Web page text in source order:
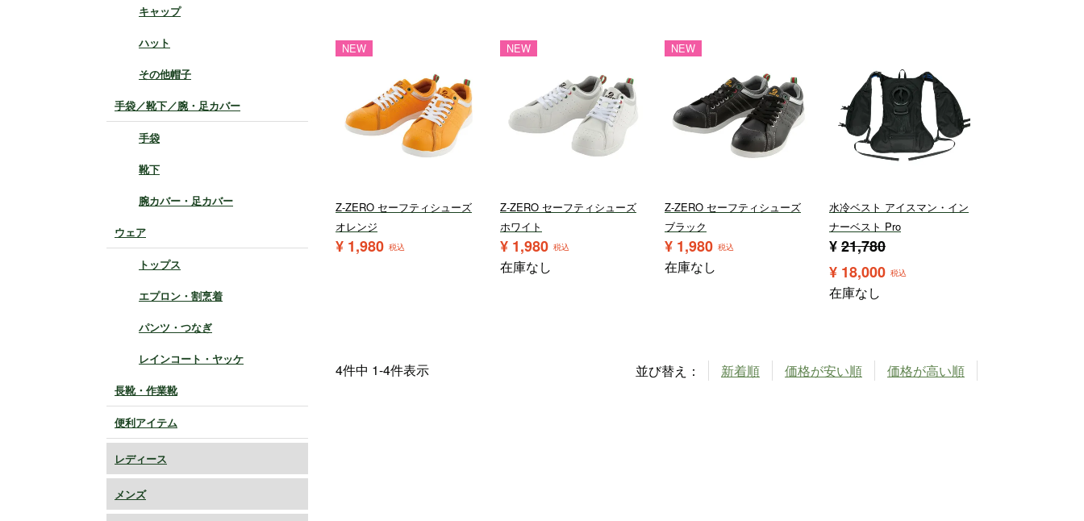
キャップ
ハット
その他帽子
手袋／靴下／腕・足カバー
手袋
靴下
腕カバー・足カバー
ウェア
トップス
エプロン・割烹着
パンツ・つなぎ
レインコート・ヤッケ
長靴・作業靴
便利アイテム
レディース
メンズ
NEW
Z-ZERO セーフティシューズ
オレンジ
¥ 1,980 税込
NEW
Z-ZERO セーフティシューズ
ホワイト
¥ 1,980 税込
在庫なし
NEW
Z-ZERO セーフティシューズ
ブラック
¥ 1,980 税込
在庫なし
水冷ベスト アイスマン・イン
ナーベスト Pro
¥21,780
¥ 18,000 税込
在庫なし
並び替え 新着順 価格が安い順 価格が高い順
4件中 1-4件表示